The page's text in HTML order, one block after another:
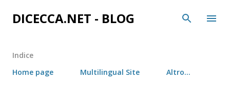
Passa ai contenuti principali
DICECCA.NET - BLOG
Indice
Home page
Multilingual Site Altro…